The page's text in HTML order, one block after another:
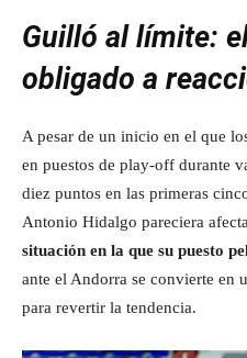
Guilló al límite:
obligado a
A pesar de un inicio en el que
en puestos de play-off durante
diez puntos en las primeras
Antonio Hidalgo pareciera
situación en la que su puesto
ante el Andorra se convierte en
para revertir la tendencia.